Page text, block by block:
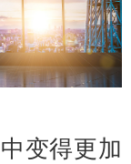
变得更加